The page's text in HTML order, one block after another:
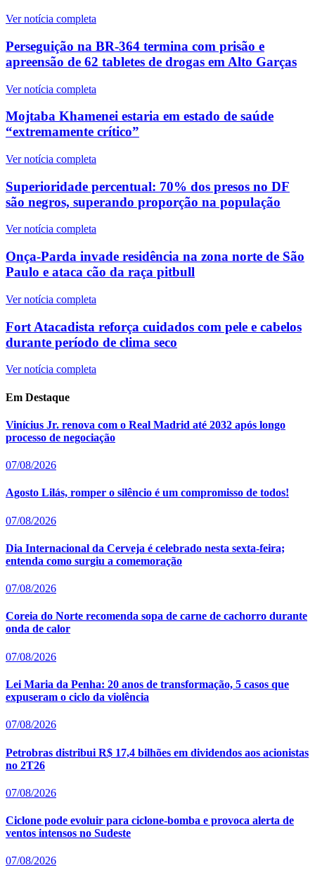
Ver notícia completa
Perseguição na BR-364 termina com prisão e
apreensão de 62 tabletes de drogas em Alto Garças
Ver notícia completa
Mojtaba Khamenei estaria em estado de saúde
“extremamente crítico”
Ver notícia completa
Superioridade percentual: 70% dos presos no DF
são negros, superando proporção na população
Ver notícia completa
Onça-Parda invade residência na zona norte de São
Paulo e ataca cão da raça pitbull
Ver notícia completa
Fort Atacadista reforça cuidados com pele e cabelos
durante período de clima seco
Ver notícia completa
Em Destaque
Vinícius Jr. renova com o Real Madrid até 2032 após longo
processo de negociação
07/08/2026
Agosto Lilás, romper o silêncio é um compromisso de todos!
07/08/2026
Dia Internacional da Cerveja é celebrado nesta sexta-feira;
entenda como surgiu a comemoração
07/08/2026
Coreia do Norte recomenda sopa de carne de cachorro durante
onda de calor
07/08/2026
Lei Maria da Penha: 20 anos de transformação, 5 casos que
expuseram o ciclo da violência
07/08/2026
Petrobras distribui R$ 17,4 bilhões em dividendos aos acionistas
no 2T26
07/08/2026
Ciclone pode evoluir para ciclone-bomba e provoca alerta de
ventos intensos no Sudeste
07/08/2026